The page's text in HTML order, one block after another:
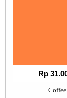
Rp
Coffee